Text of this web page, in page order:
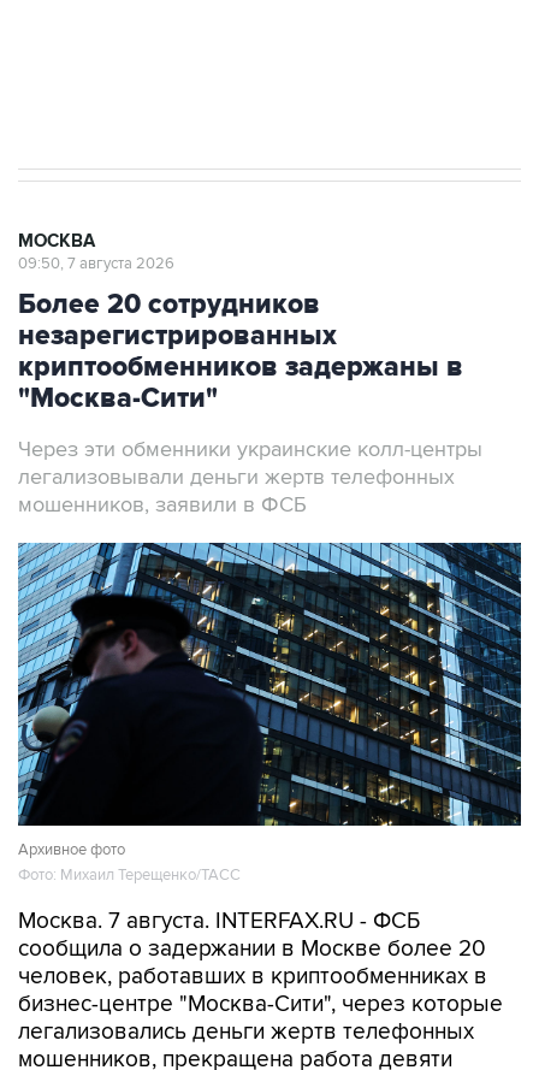
МОСКВА
09:50, 7 августа 2026
Более 20 сотрудников
незарегистрированных
криптообменников задержаны в
"Москва-Сити"
Через эти обменники украинские колл-центры
легализовывали деньги жертв телефонных
мошенников, заявили в ФСБ
Архивное фото
Фото: Михаил Терещенко/ТАСС
Москва. 7 августа. INTERFAX.RU - ФСБ
сообщила о задержании в Москве более 20
человек, работавших в криптообменниках в
бизнес-центре "Москва-Сити", через которые
легализовались деньги жертв телефонных
мошенников, прекращена работа девяти